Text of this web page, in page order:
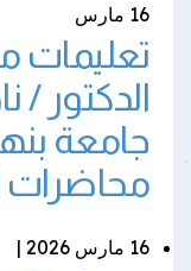
16 مارس
تعليمات
الدكتور /
جامعة
محاضرات
16 مارس 2026 |